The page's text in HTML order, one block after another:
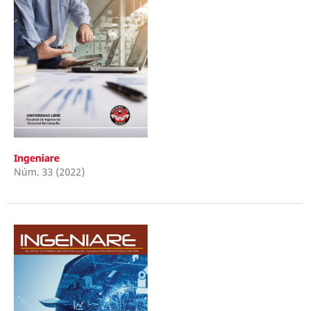
Ingeniare
Núm. 33 (2022)